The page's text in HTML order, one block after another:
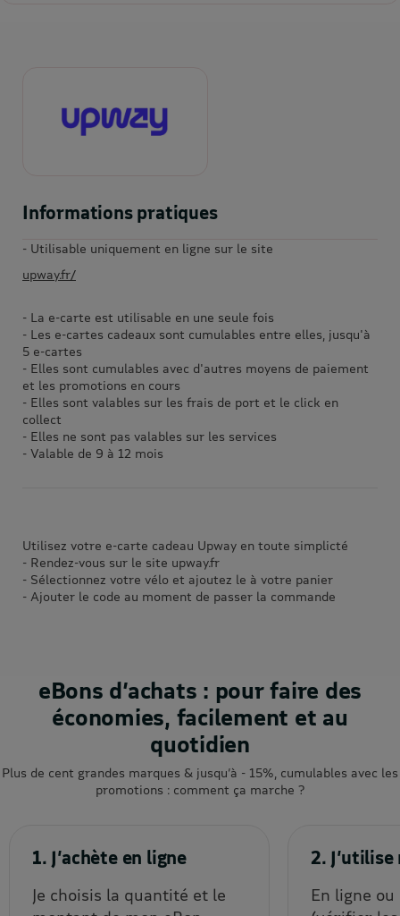
Informations pratiques
- Utilisable uniquement en ligne sur le site
upway.fr/
- La e-carte est utilisable en une seule fois
- Les e-cartes cadeaux sont cumulables entre elles, jusqu'à
5 e-cartes
- Elles sont cumulables avec d'autres moyens de paiement
et les promotions en cours
- Elles sont valables sur les frais de port et le click en
collect
- Elles ne sont pas valables sur les services
- Valable de 9 à 12 mois
Utilisez votre e-carte cadeau Upway en toute simplicté
- Rendez-vous sur le site upway.fr
- Sélectionnez votre vélo et ajoutez le à votre panier
- Ajouter le code au moment de passer la commande
eBons d’achats : pour faire des
économies, facilement et au
quotidien
Plus de cent grandes marques & jusqu’à - 15%, cumulables avec les
promotions : comment ça marche ?
1. J’achète en ligne
Je choisis la quantité et le
2.
En ligne